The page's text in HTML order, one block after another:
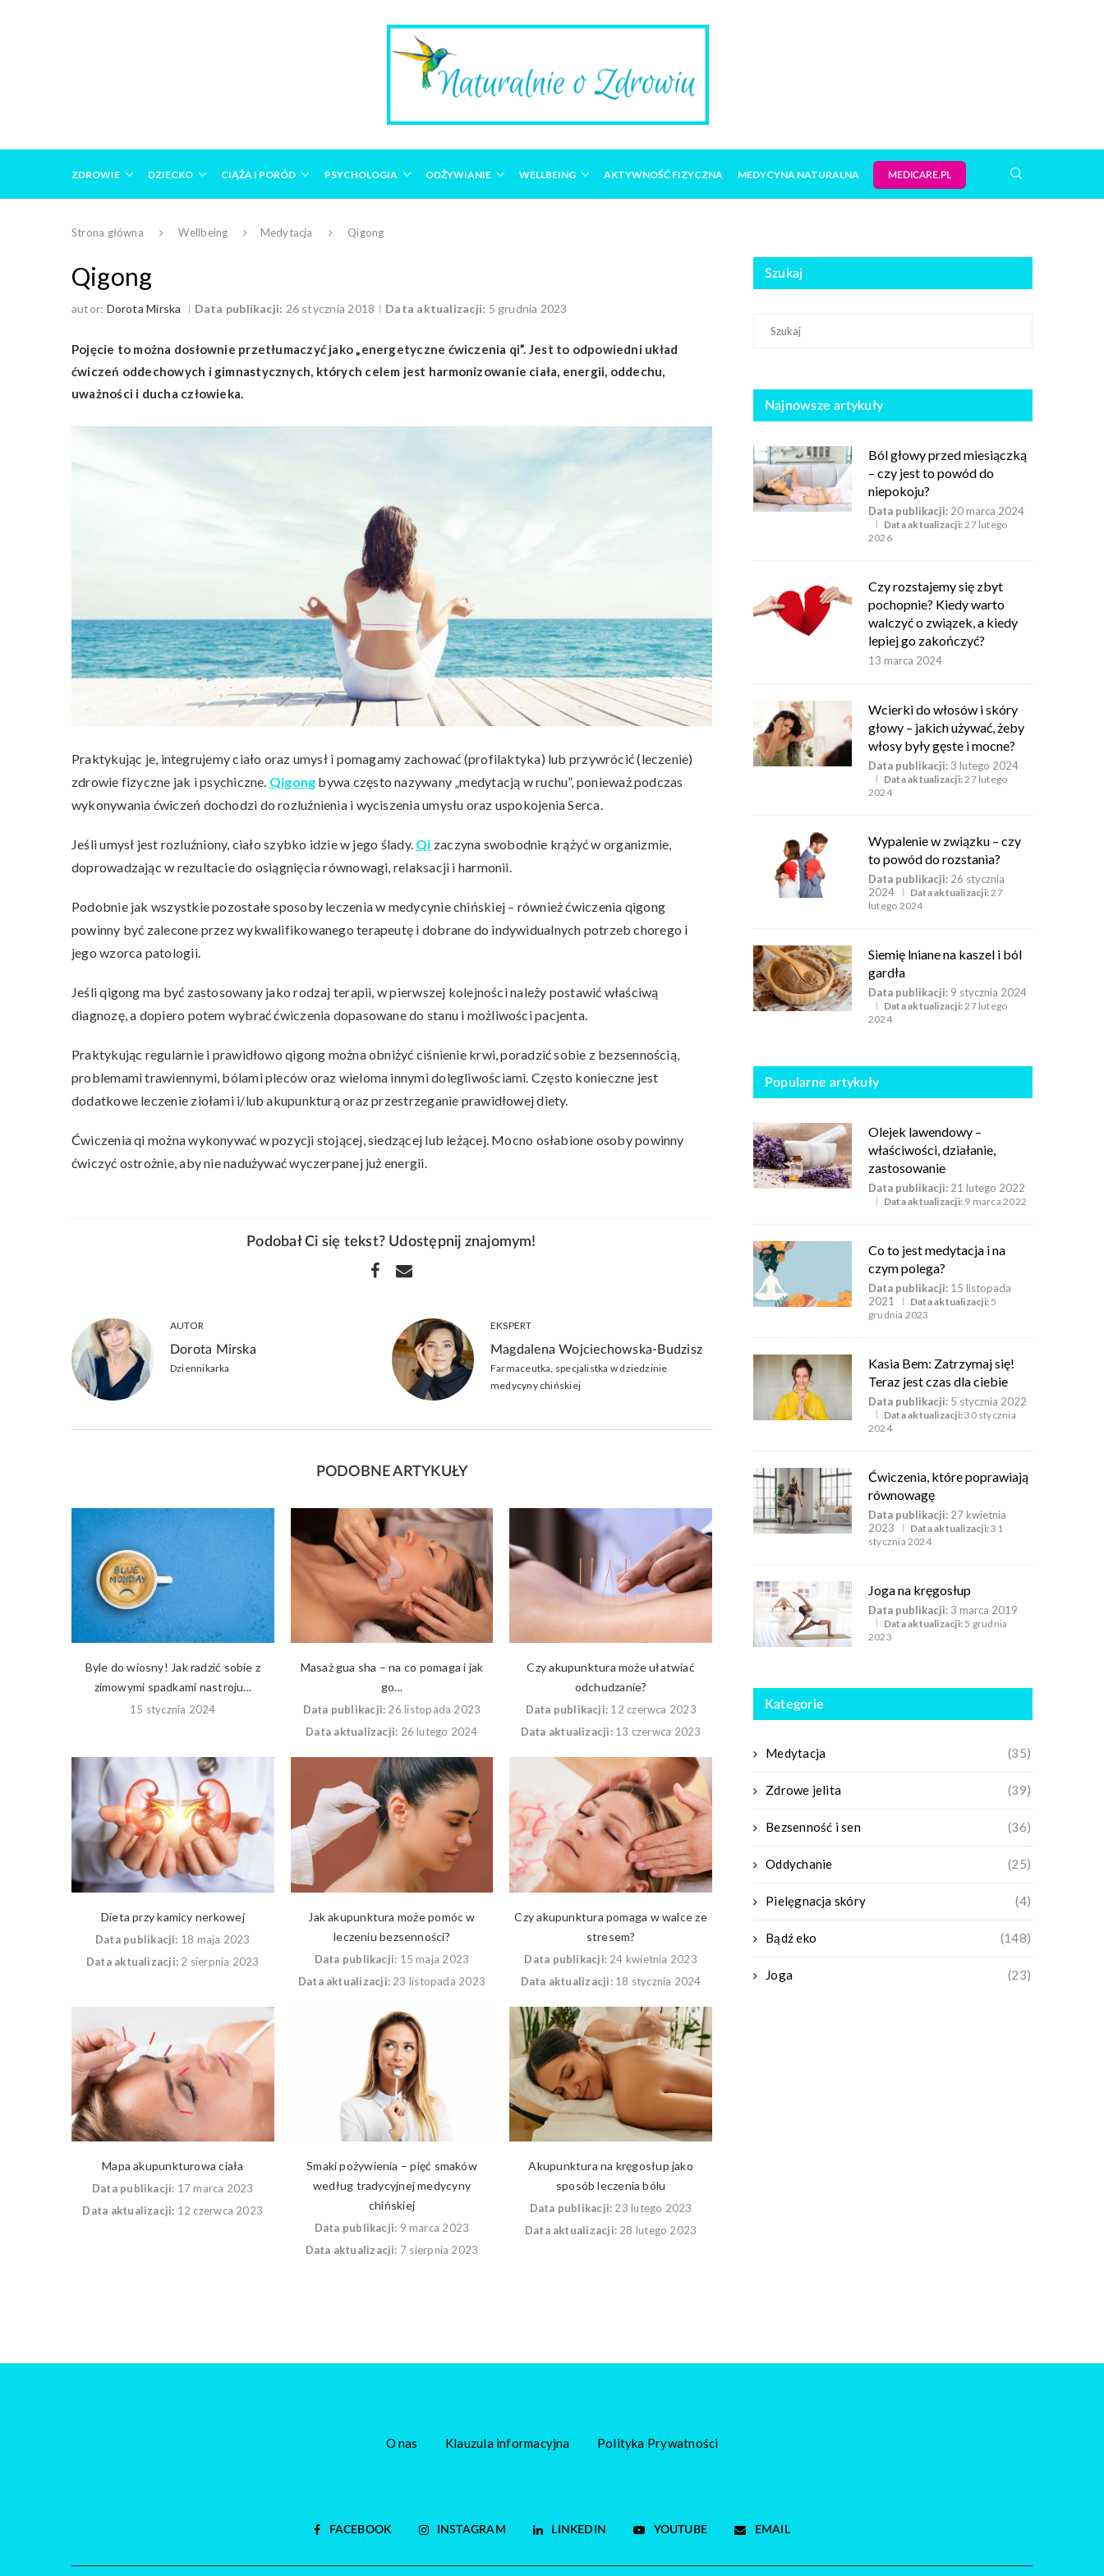
ZDROWIE DZIECKO CIĄŻA I PORÓD PSYCHOLOGIA ODŻYWIANIE WELLBEING AKTYWNOŚĆ FIZYCZNA MEDYCYNA NATURALNA MEDICARE.PL
Strona główna Wellbeing Medytacja Qigong
Qigong
autor: Dorota Mirska Data publikacji: 26 stycznia 2018 Data aktualizacji: 5 grudnia 2023
Pojęcie to można dosłownie przetłumaczyć jako „energetyczne ćwiczenia qi”. Jest to odpowiedni układ
ćwiczeń oddechowych i gimnastycznych, których celem jest harmonizowanie ciała, energii, oddechu,
uważności i ducha człowieka.
Praktykując je, integrujemy ciało oraz umysł i pomagamy zachować (profilaktyka) lub przywrócić (leczenie)
zdrowie fizyczne jak i psychiczne. Qigong bywa często nazywany „medytacją w ruchu”, ponieważ podczas
wykonywania ćwiczeń dochodzi do rozluźnienia i wyciszenia umysłu oraz uspokojenia Serca.
Jeśli umysł jest rozluźniony, ciało szybko idzie w jego ślady. Qi zaczyna swobodnie krążyć w organizmie,
doprowadzając w rezultacie do osiągnięcia równowagi, relaksacji i harmonii.
Podobnie jak wszystkie pozostałe sposoby leczenia w medycynie chińskiej – również ćwiczenia qigong
powinny być zalecone przez wykwalifikowanego terapeutę i dobrane do indywidualnych potrzeb chorego i
jego wzorca patologii.
Jeśli qigong ma być zastosowany jako rodzaj terapii, w pierwszej kolejności należy postawić właściwą
diagnozę, a dopiero potem wybrać ćwiczenia dopasowane do stanu i możliwości pacjenta.
Praktykując regularnie i prawidłowo qigong można obniżyć ciśnienie krwi, poradzić sobie z bezsennością,
problemami trawiennymi, bólami pleców oraz wieloma innymi dolegliwościami. Często konieczne jest
dodatkowe leczenie ziołami i/lub akupunkturą oraz przestrzeganie prawidłowej diety.
Ćwiczenia qi można wykonywać w pozycji stojącej, siedzącej lub leżącej. Mocno osłabione osoby powinny
ćwiczyć ostrożnie, aby nie nadużywać wyczerpanej już energii.
Podobał Ci się tekst? Udostępnij znajomym!
AUTOR
Dorota Mirska
Dziennikarka
EKSPERT
Magdalena Wojciechowska-Budzisz
Farmaceutka, specjalistka w dziedzinie
medycyny chińskiej
PODOBNE ARTYKUŁY
Byle do wiosny! Jak radzić sobie z
zimowymi spadkami nastroju...
15 stycznia 2024
Masaż gua sha – na co pomaga i jak
go...
Data publikacji: 26 listopada 2023
Data aktualizacji: 26 lutego 2024
Czy akupunktura może ułatwiać
odchudzanie?
Data publikacji: 12 czerwca 2023
Data aktualizacji: 13 czerwca 2023
Dieta przy kamicy nerkowej
Data publikacji: 18 maja 2023
Data aktualizacji: 2 sierpnia 2023
Jak akupunktura może pomóc w
leczeniu bezsenności?
Data publikacji: 15 maja 2023
Data aktualizacji: 23 listopada 2023
Czy akupunktura pomaga w walce ze
stresem?
Data publikacji: 24 kwietnia 2023
Data aktualizacji: 18 stycznia 2024
Mapa akupunkturowa ciała
Data publikacji: 17 marca 2023
Data aktualizacji: 12 czerwca 2023
Smaki pożywienia – pięć smaków
według tradycyjnej medycyny
chińskiej
Data publikacji: 9 marca 2023
Data aktualizacji: 7 sierpnia 2023
Akupunktura na kręgosłup jako
sposób leczenia bólu
Data publikacji: 23 lutego 2023
Data aktualizacji: 28 lutego 2023
Szukaj
Najnowsze artykuły
Ból głowy przed miesiączką
– czy jest to powód do
niepokoju?
Data publikacji: 20 marca 2024
Data aktualizacji:27 lutego
2026
Czy rozstajemy się zbyt
pochopnie? Kiedy warto
walczyć o związek, a kiedy
lepiej go zakończyć?
13 marca 2024
Wcierki do włosów i skóry
głowy – jakich używać, żeby
włosy były gęste i mocne?
Data publikacji: 3 lutego 2024
Data aktualizacji:27 lutego
2024
Wypalenie w związku – czy
to powód do rozstania?
Data publikacji: 26 stycznia
2024
Data aktualizacji:27
lutego 2024
Siemię lniane na kaszel i ból
gardła
Data publikacji: 9 stycznia 2024
Data aktualizacji:27 lutego
2024
Popularne artykuły
Olejek lawendowy –
właściwości, działanie,
zastosowanie
Data publikacji: 21 lutego 2022
Data aktualizacji: 9 marca 2022
Co to jest medytacja i na
czym polega?
Data publikacji: 15 listopada
2021
Data aktualizacji: 5
grudnia 2023
Kasia Bem: Zatrzymaj się!
Teraz jest czas dla ciebie
Data publikacji: 5 stycznia 2022
Data aktualizacji:30 stycznia
2024
Ćwiczenia, które poprawiają
równowagę
Data publikacji: 27 kwietnia
2023
Data aktualizacji:31
stycznia 2024
Joga na kręgosłup
Data publikacji: 3 marca 2019
Data aktualizacji: 5 grudnia
2023
Kategorie
Medytacja (35)
Zdrowe jelita (39)
Bezsenność i sen (36)
Oddychanie (25)
Pielęgnacja skóry (4)
Bądź eko (148)
Joga (23)
O nas Klauzula informacyjna Polityka Prywatności
FACEBOOK INSTAGRAM LINKEDIN YOUTUBE EMAIL